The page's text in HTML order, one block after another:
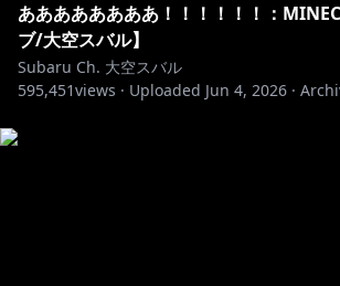
ああああああああ！！！！！！：
ブ/大空スバル】
Subaru Ch. 大空スバル
595,451views · Uploaded Jun 4, 2026 ·